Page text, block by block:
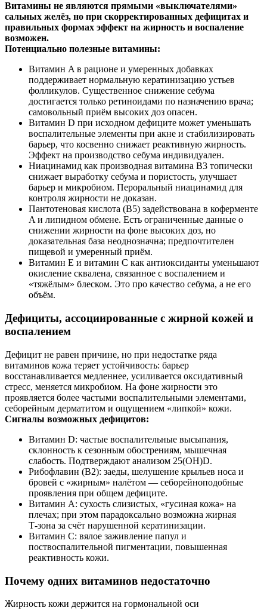
Витамины не являются прямыми «выключателями»
сальных желёз, но при скорректированных дефицитах и
правильных формах эффект на жирность и воспаление
возможен.
Потенциально полезные витамины:
Витамин A в рационе и умеренных добавках
поддерживает нормальную кератинизацию устьев
фолликулов. Существенное снижение себума
достигается только ретиноидами по назначению врача;
самовольный приём высоких доз опасен.
Витамин D при исходном дефиците может уменьшать
воспалительные элементы при акне и стабилизировать
барьер, что косвенно снижает реактивную жирность.
Эффект на производство себума индивидуален.
Ниацинамид как производная витамина B3 топически
снижает выработку себума и пористость, улучшает
барьер и микробиом. Пероральный ниацинамид для
контроля жирности не доказан.
Пантотеновая кислота (B5) задействована в коферменте
A и липидном обмене. Есть ограниченные данные о
снижении жирности на фоне высоких доз, но
доказательная база неоднозначна; предпочтителен
пищевой и умеренный приём.
Витамин E и витамин C как антиоксиданты уменьшают
окисление сквалена, связанное с воспалением и
«тяжёлым» блеском. Это про качество себума, а не его
объём.
Дефициты, ассоциированные с жирной кожей и
воспалением
Дефицит не равен причине, но при недостатке ряда
витаминов кожа теряет устойчивость: барьер
восстанавливается медленнее, усиливается оксидативный
стресс, меняется микробиом. На фоне жирности это
проявляется более частыми воспалительными элементами,
себорейным дерматитом и ощущением «липкой» кожи.
Сигналы возможных дефицитов:
Витамин D: частые воспалительные высыпания,
склонность к сезонным обострениям, мышечная
слабость. Подтверждают анализом 25(OH)D.
Рибофлавин (B2): заеды, шелушение крыльев носа и
бровей с «жирным» налётом — себорейноподобные
проявления при общем дефиците.
Витамин A: сухость слизистых, «гусиная кожа» на
плечах; при этом парадоксально возможна жирная
Т‑зона за счёт нарушенной кератинизации.
Витамин C: вялое заживление папул и
поствоспалительной пигментации, повышенная
реактивность кожи.
Почему одних витаминов недостаточно
Жирность кожи держится на гормональной оси